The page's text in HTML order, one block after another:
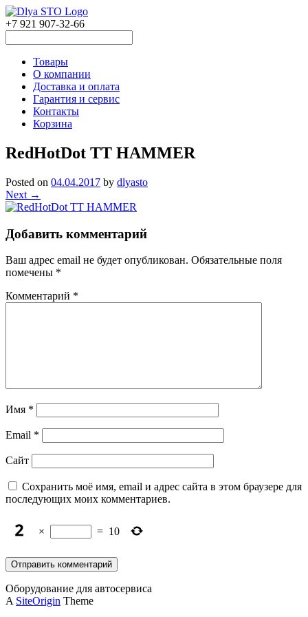
+7 921 907-32-66
Товары
О компании
Доставка и оплата
Гарантия и сервис
Контакты
Корзина
RedHotDot TT HAMMER
Posted on 04.04.2017 by dlyasto
Next →
Добавить комментарий
Ваш адрес email не будет опубликован. Обязательные поля
помечены *
Комментарий *
Имя *
Email *
Сайт
Сохранить моё имя, email и адрес сайта в этом браузере для
последующих моих комментариев.
× = 10
Оборудование для автосервиса
A SiteOrigin Theme